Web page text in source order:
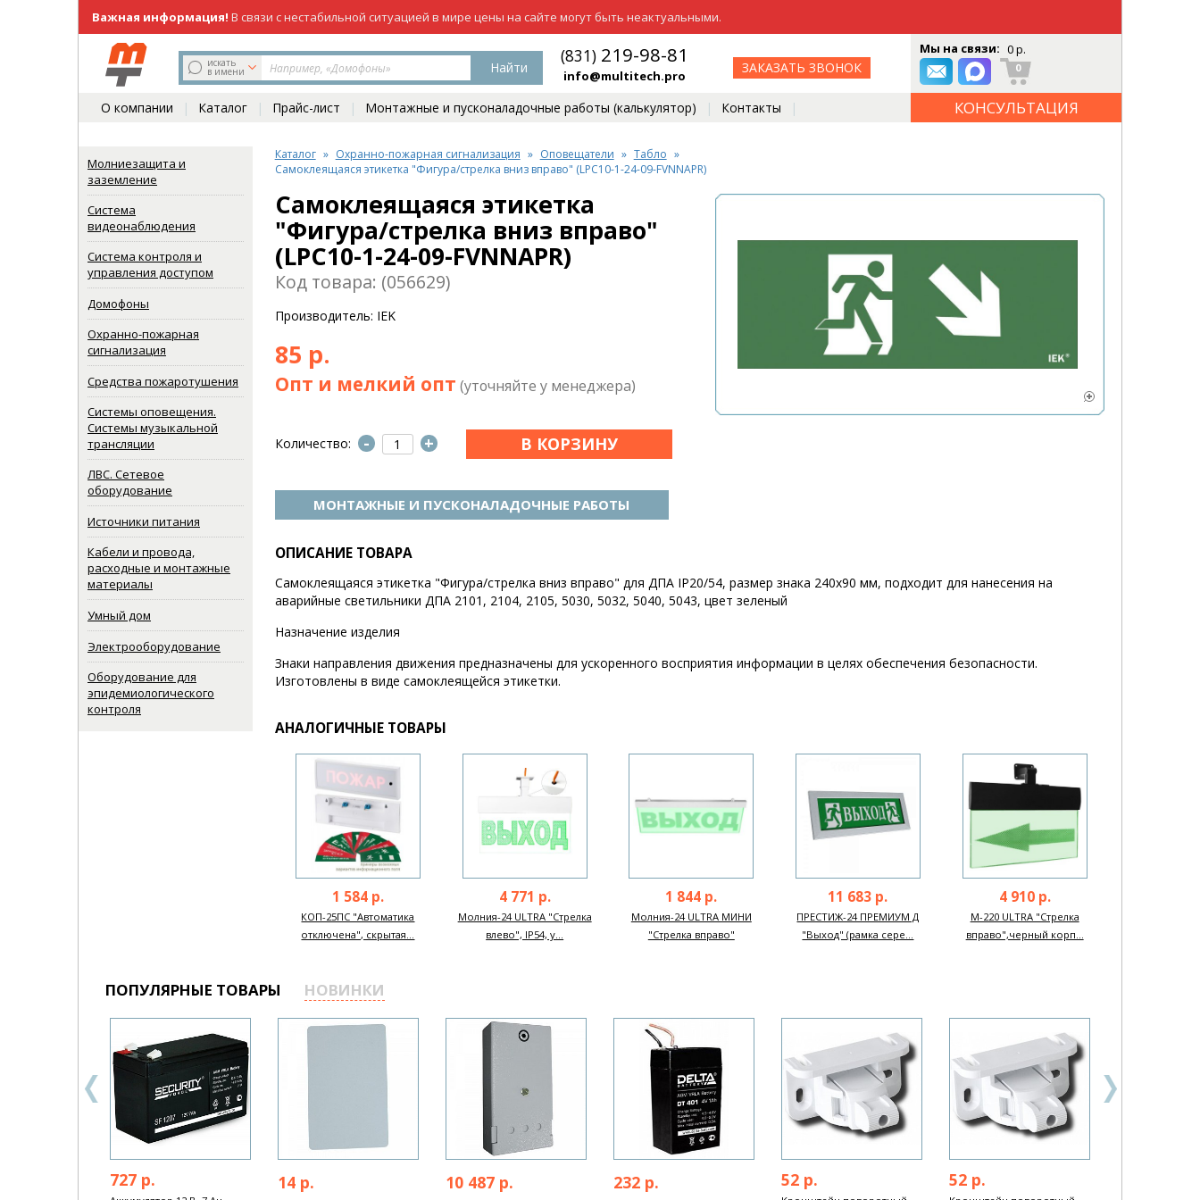
Важная информация! В связи с нестабильной ситуацией в мире цены на сайте могут быть неактуальными.
(831)219-98-81
искать
в имени Найти
(831) 219-98-81
info@multitech.pro
ЗАКАЗАТЬ ЗВОНОК
Мы на связи: 0 р.
0
О компании Каталог Прайс-лист Монтажные и пусконаладочные работы (калькулятор) Контакты
КОНСУЛЬТАЦИЯ
Молниезащита и
заземление
Система
видеонаблюдения
Система контроля и
управления доступом
Домофоны
Охранно-пожарная
сигнализация
Средства пожаротушения
Системы оповещения.
Системы музыкальной
трансляции
ЛВС. Сетевое
оборудование
Источники питания
Кабели и провода,
расходные и монтажные
материалы
Умный дом
Электрооборудование
Оборудование для
эпидемиологического
контроля
Каталог Охранно-пожарная сигнализация Оповещатели
Табло
Самоклеящаяся этикетка "Фигура/стрелка вниз вправо" (LPC10-1-24-09-FVNNAPR)
Самоклеящаяся этикетка
"Фигура/стрелка вниз вправо"
(LPC10-1-24-09-FVNNAPR)
Код товара: (056629)
Производитель: IEK
85 р.
Опт и мелкий опт (уточняйте у менеджера)
Количество: - +
МОНТАЖНЫЕ И ПУСКОНАЛАДОЧНЫЕ РАБОТЫ
ОПИСАНИЕ ТОВАРА
Самоклеящаяся этикетка "Фигура/стрелка вниз вправо" для ДПА IP20/54, размер знака 240х90 мм, подходит для нанесения на
аварийные светильники ДПА 2101, 2104, 2105, 5030, 5032, 5040, 5043, цвет зеленый
Назначение изделия
Знаки направления движения предназначены для ускоренного восприятия информации в целях обеспечения безопасности.
Изготовлены в виде самоклеящейся этикетки.
АНАЛОГИЧНЫЕ ТОВАРЫ
1 584 р.
КОП-25ПС "Автоматика
отключена", скрытая...
4 771 р.
Молния-24 ULTRA "Стрелка
влево", IP54, у...
1 844 р.
Молния-24 ULTRA МИНИ
"Стрелка вправо"
11 683 р.
ПРЕСТИЖ-24 ПРЕМИУМ Д
"Выход" (рамка сере...
4 910 р.
М-220 ULTRA "Стрелка
вправо",черный корп...
ПОПУЛЯРНЫЕ ТОВАРЫ НОВИНКИ
727 р. 14 р. 10 487 р. 232 р. 52 р. 52 р.
Next